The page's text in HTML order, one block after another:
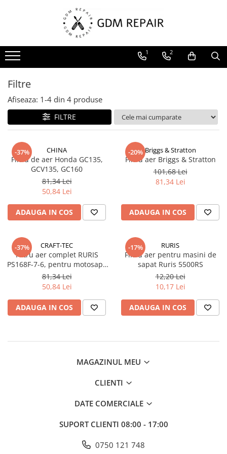
Toate Produsele
Motocoase
Accesorii masina tuns gazon
Masini de tuns iarba
Motocoase pe benzina 2T
Trimmere & motocoase electrice
Motofierastraie
Accesorii motoferastrau
Fierastraie electrice cu lant
Motofierastraie pe benzina
Accesorii pompe
Aparat de spalat
Atomizoare
Hidrofoare
Motopompe
Pompe apa menajera
Pompe de stropit
Pompe de suprafata
Accesorii pentru sudura
Foarfeci electrice & manuale
1 2
Filtre
Afiseaza: 1-4 din 4 produse
FILTRE
-37% CHINA
Filtru de aer Honda GC135,
GCV135, GC160
81,34 Lei
50,84 Lei
ADAUGA IN COS
-20% Briggs & Stratton
Filtru aer Briggs & Stratton
101,68 Lei
81,34 Lei
ADAUGA IN COS
-37% CRAFT-TEC
Filtru aer complet RURIS
PS168F-7-6, pentru motosapa
Ruris, Dac, Zimbru, Gigant
81,34 Lei
50,84 Lei
ADAUGA IN COS
-17% RURIS
Filtru aer pentru masini de
sapat Ruris 5500RS
12,20 Lei
10,17 Lei
ADAUGA IN COS
MAGAZINUL MEU
CLIENTI
DATE COMERCIALE
SUPORT CLIENTI 08:00 - 17:00
0750 121 748